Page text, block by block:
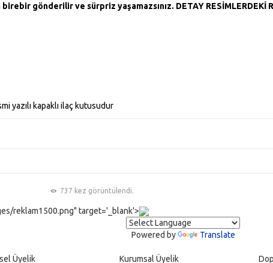
gönderilir ve sürpriz yaşamazsınız. DETAY RESİMLERDEKİ
yazılı kapaklı ilaç kutusudur
737 kez görüntülendi.
reklam1500.png" target='_blank'>
Powered by Translate
Üyelik Kurumsal Üyelik